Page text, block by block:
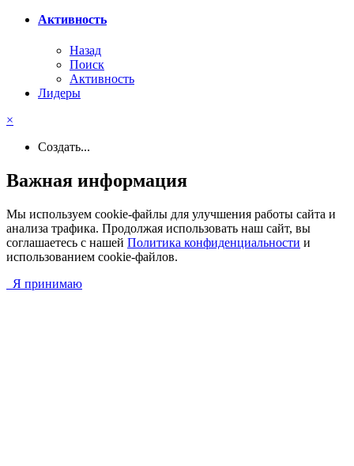
Активность
Назад
Поиск
Активность
Лидеры
×
Создать...
Важная информация
Мы используем cookie-файлы для улучшения работы сайта и
анализа трафика. Продолжая использовать наш сайт, вы
соглашаетесь с нашей Политика конфиденциальности и
использованием cookie-файлов.
Я принимаю